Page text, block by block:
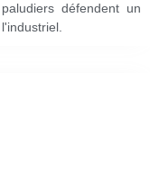
défendent un